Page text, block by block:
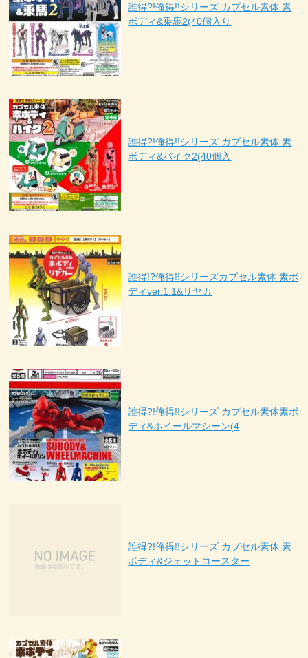
誰得?!俺得!!シリーズ カプセル素体 素
ボディ&乗馬2(40個入り
誰得?!俺得!!シリーズ カプセル素体 素
ボディ&バイク2(40個入
誰得!?俺得!!シリーズカプセル素体 素ボ
ディver.1.1&リヤカ
誰得?!俺得!!シリーズ カプセル素体素ボ
ディ&ホイールマシーン(4
誰得?!俺得!!シリーズ カプセル素体 素
ボディ&ジェットコースター